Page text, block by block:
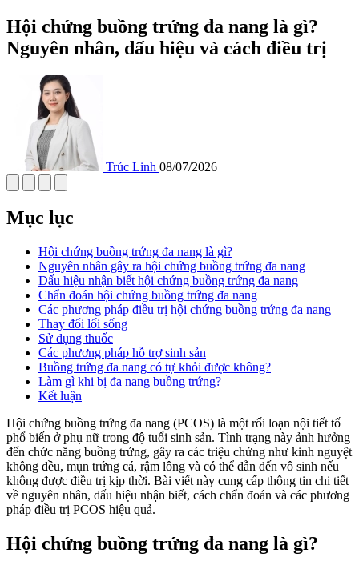
Hội chứng buồng trứng đa nang là gì?
Nguyên nhân, dấu hiệu và cách điều trị
Trúc Linh 08/07/2026
Mục lục
Hội chứng buồng trứng đa nang là gì?
Nguyên nhân gây ra hội chứng buồng trứng đa nang
Dấu hiệu nhận biết hội chứng buồng trứng đa nang
Chẩn đoán hội chứng buồng trứng đa nang
Các phương pháp điều trị hội chứng buồng trứng đa nang
Thay đổi lối sống
Sử dụng thuốc
Các phương pháp hỗ trợ sinh sản
Buồng trứng đa nang có tự khỏi được không?
Làm gì khi bị đa nang buồng trứng?
Kết luận
Hội chứng buồng trứng đa nang (PCOS) là một rối loạn nội tiết tố
phổ biến ở phụ nữ trong độ tuổi sinh sản. Tình trạng này ảnh hưởng
đến chức năng buồng trứng, gây ra các triệu chứng như kinh nguyệt
không đều, mụn trứng cá, rậm lông và có thể dẫn đến vô sinh nếu
không được điều trị kịp thời. Bài viết này cung cấp thông tin chi tiết
về nguyên nhân, dấu hiệu nhận biết, cách chẩn đoán và các phương
pháp điều trị PCOS hiệu quả.
Hội chứng buồng trứng đa nang là gì?